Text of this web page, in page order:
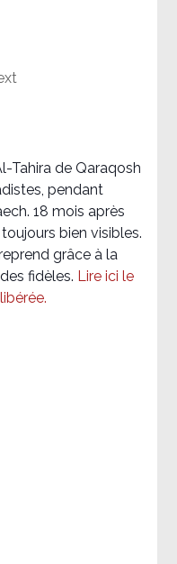
Tahira de Qaraqosh
pendant
18 mois après
bien visibles.
grâce à la
fidèles. Lire ici le